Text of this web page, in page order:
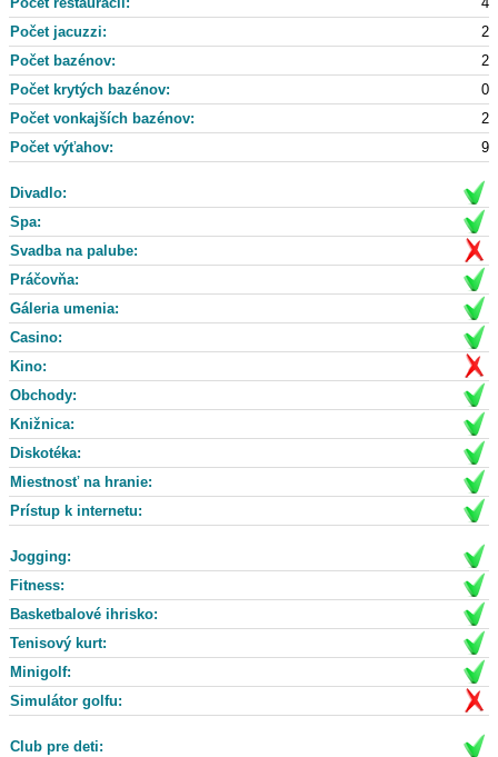
Počet jacuzzi:
2
Počet bazénov:
2
Počet krytých bazénov:
0
Počet vonkajších bazénov:
2
Počet výťahov:
9
Divadlo:
Spa:
Svadba na palube:
Práčovňa:
Gáleria umenia:
Casino:
Kino:
Obchody:
Knižnica:
Diskotéka:
Miestnosť na hranie:
Prístup k internetu:
Jogging:
Fitness:
Basketbalové ihrisko:
Tenisový kurt:
Minigolf:
Simulátor golfu:
Club pre deti: